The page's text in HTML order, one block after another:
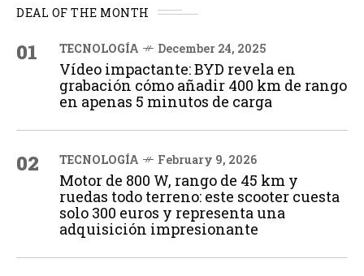
DEAL OF THE MONTH
01 TECNOLOGÍA December 24, 2025
Vídeo impactante: BYD revela en
grabación cómo añadir 400 km de rango
en apenas 5 minutos de carga
02 TECNOLOGÍA February 9, 2026
Motor de 800 W, rango de 45 km y
ruedas todo terreno: este scooter cuesta
solo 300 euros y representa una
adquisición impresionante